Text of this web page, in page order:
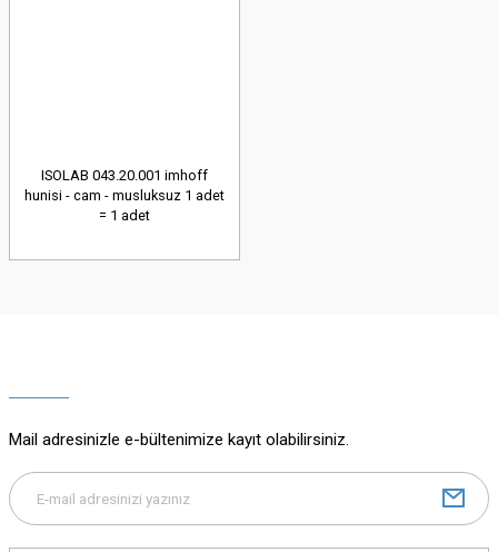
ISOLAB 043.20.001 imhoff
hunisi - cam - musluksuz 1 adet
= 1 adet
Mail adresinizle e-bültenimize kayıt olabilirsiniz.